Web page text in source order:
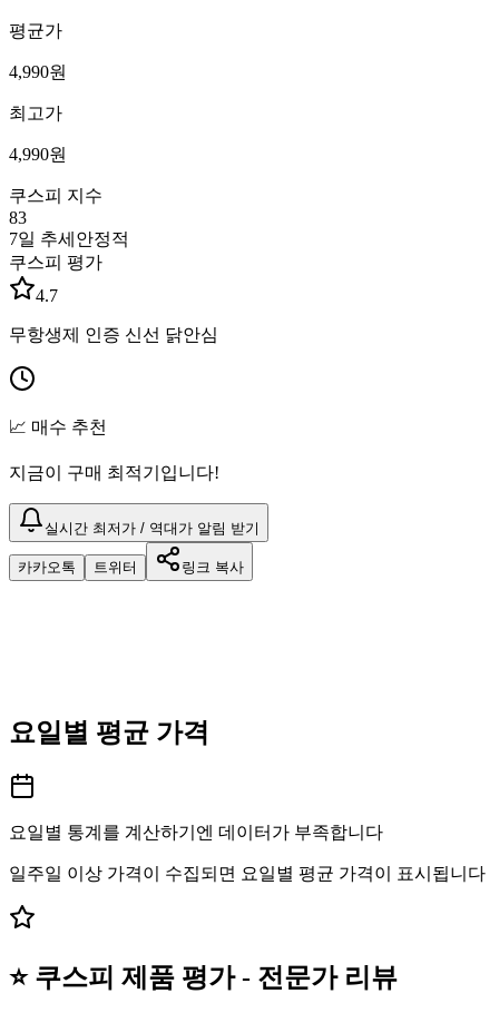
평균가
4,990원
최고가
4,990원
쿠스피 지수
83
7일 추세 안정적
쿠스피 평가
4.7
무항생제 인증 신선 닭안심
📈 매수 추천
지금이 구매 최적기입니다!
실시간 최저가 / 역대가 알림 받기
카카오톡 트위터 링크 복사
요일별 평균 가격
요일별 통계를 계산하기엔 데이터가 부족합니다
일주일 이상 가격이 수집되면 요일별 평균 가격이 표시됩니다
⭐ 쿠스피 제품 평가 - 전문가 리뷰